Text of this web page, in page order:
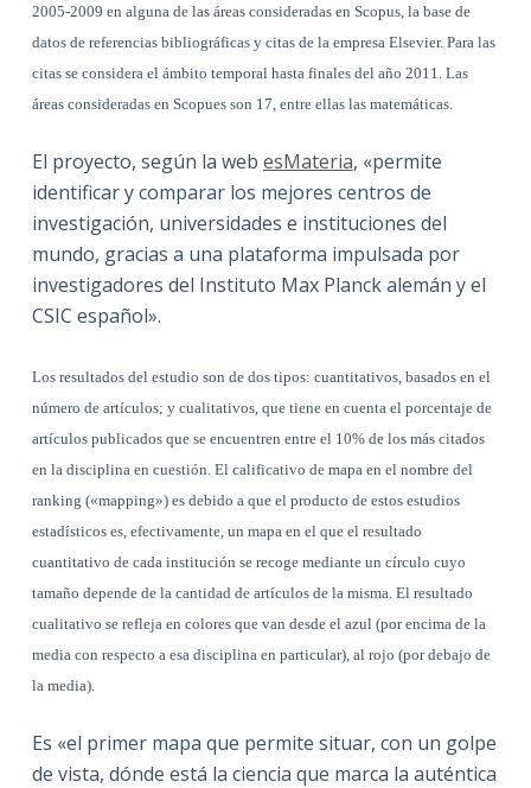
2005-2009 en alguna de las áreas consideradas en Scopus, la base de
datos de referencias bibliográficas y citas de la empresa Elsevier. Para las
citas se considera el ámbito temporal hasta finales del año 2011. Las
áreas consideradas en Scopues son 17, entre ellas las matemáticas.
El proyecto, según la web esMateria, «permite
identificar y comparar los mejores centros de
investigación, universidades e instituciones del
mundo, gracias a una plataforma impulsada por
investigadores del Instituto Max Planck alemán y el
CSIC español».
Los resultados del estudio son de dos tipos: cuantitativos, basados en el
número de artículos; y cualitativos, que tiene en cuenta el porcentaje de
artículos publicados que se encuentren entre el 10% de los más citados
en la disciplina en cuestión. El calificativo de mapa en el nombre del
ranking («mapping») es debido a que el producto de estos estudios
estadísticos es, efectivamente, un mapa en el que el resultado
cuantitativo de cada institución se recoge mediante un círculo cuyo
tamaño depende de la cantidad de artículos de la misma. El resultado
cualitativo se refleja en colores que van desde el azul (por encima de la
media con respecto a esa disciplina en particular), al rojo (por debajo de
la media).
Es «el primer mapa que permite situar, con un golpe
de vista, dónde está la ciencia que marca la auténtica